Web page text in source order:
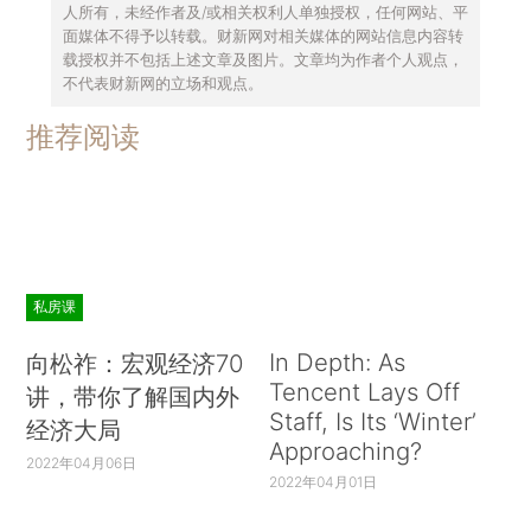
人所有，未经作者及/或相关权利人单独授权，任何网站、平
面媒体不得予以转载。财新网对相关媒体的网站信息内容转
载授权并不包括上述文章及图片。文章均为作者个人观点，
不代表财新网的立场和观点。
推荐阅读
私房课
向松祚：宏观经济70
讲，带你了解国内外
经济大局
2022年04月06日
In Depth: As
Tencent Lays Off
Staff, Is Its ‘Winter’
Approaching?
2022年04月01日